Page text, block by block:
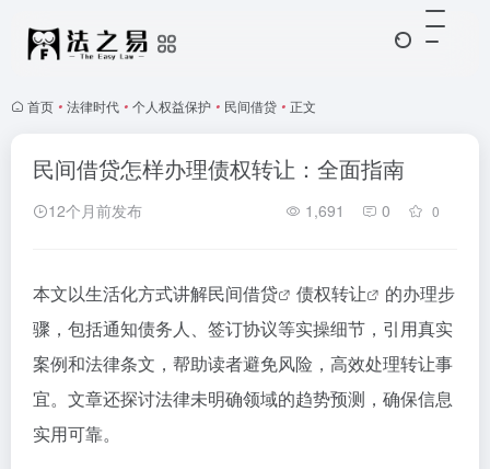
首页 • 法律时代 • 个人权益保护 • 民间借贷 • 正文
民间借贷怎样办理债权转让：全面指南
12个月前发布 1,691 0 0
本文以生活化方式讲解民间借贷 债权转让
的办理步
骤，包括通知债务人、签订协议等实操细节，引用真实
案例和法律条文，帮助读者避免风险，高效处理转让事
宜。文章还探讨法律未明确领域的趋势预测，确保信息
实用可靠。